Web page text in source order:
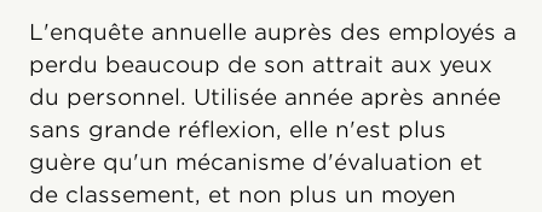
L'enquête annuelle auprès des employés a
perdu beaucoup de son attrait aux yeux
du personnel. Utilisée année après année
sans grande réflexion, elle n'est plus
guère qu'un mécanisme d'évaluation et
de classement, et non plus un moyen